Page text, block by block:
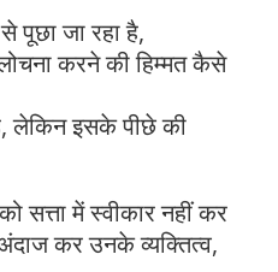
पूछा जा रहा है,
करने की हिम्मत कैसे
लेकिन इसके पीछे की
सत्ता में स्वीकार नहीं कर
कर उनके व्यक्तित्व,